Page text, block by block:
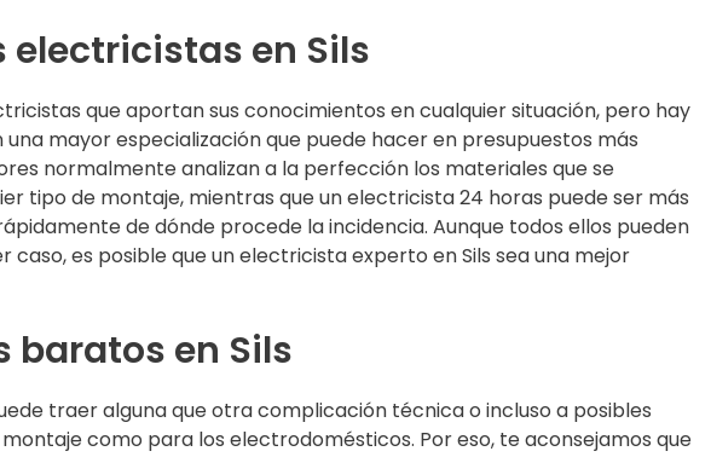
electricistas en Sils
que aportan sus conocimientos en cualquier situación, pero hay
mayor especialización que puede hacer en presupuestos más
normalmente analizan a la perfección los materiales que se
tipo de montaje, mientras que un electricista 24 horas puede ser más
de dónde procede la incidencia. Aunque todos ellos pueden
caso, es posible que un electricista experto en Sils sea una mejor
baratos en Sils
traer alguna que otra complicación técnica o incluso a posibles
como para los electrodomésticos. Por eso, te aconsejamos que